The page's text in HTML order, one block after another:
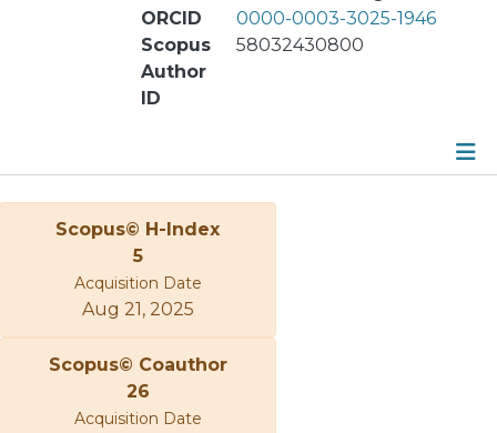
ORCID
0000-0003-3025-1946
Scopus
Author
ID
58032430800
Metrics
Scopus© H-Index
5
Acquisition Date
Aug 21, 2025
Scopus© Coauthor
26
Acquisition Date